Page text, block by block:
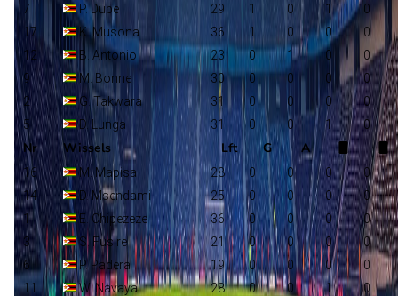
7
P. Dube 29 1 0 1
0
17
K. Musona 36 1 0 0
0
12
B. Antonio 23 0 1 0
0
9
M. Bonne 30 0 0 0
0
2
G. Takwara 31 0 0 0
0
5
D. Lunga 31 0 0 1 0
Nr Wissels Lft G A
16 M. Mapisa 28 0 0 0
0
14
D. Msendami 25 0 0 0
0
1
E. Chipezeze 36 0 0 0
0
3
S. Fusire 21 0 0 0
0
6
P. Padera 19 0 0 0
0
11
W. Navaya 28 0 0 1
0